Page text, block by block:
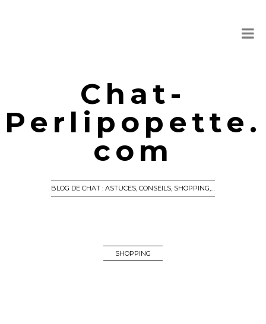
Chat-
Perlipopette.
com
BLOG DE CHAT : ASTUCES, CONSEILS, SHOPPING,…
SHOPPING